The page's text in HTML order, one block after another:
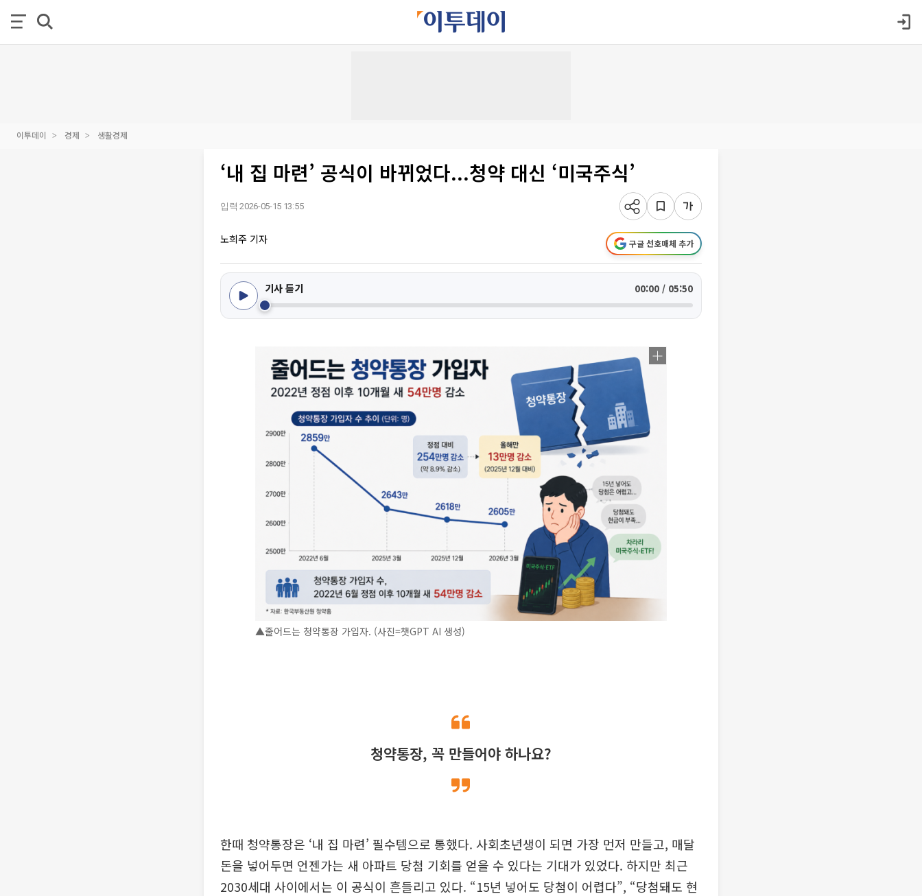
이투데이 경제 생활경제
‘내 집 마련’ 공식이 바뀌었다...청약 대신 ‘미국주식’
입력 2026-05-15 13:55
노희주 기자 구글 선호매체 추가
기사 듣기 00:00 / 05:50
▲줄어드는 청약통장 가입자. (사진=챗GPT AI 생성)
청약통장, 꼭 만들어야 하나요?
한때 청약통장은 ‘내 집 마련’ 필수템으로 통했다. 사회초년생이 되면 가장 먼저 만들고, 매달
돈을 넣어두면 언젠가는 새 아파트 당첨 기회를 얻을 수 있다는 기대가 있었다. 하지만 최근
2030세대 사이에서는 이 공식이 흔들리고 있다. “15년 넣어도 당첨이 어렵다”, “당첨돼도 현